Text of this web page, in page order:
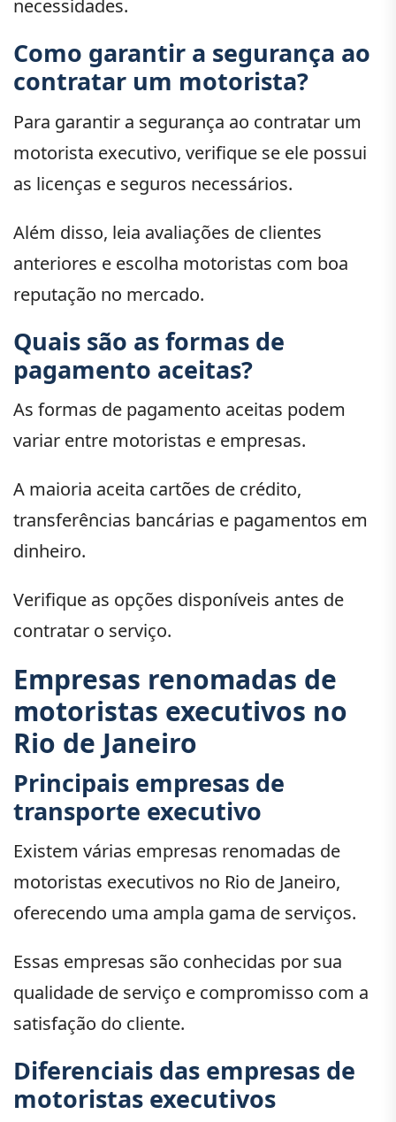
necessidades.
Como garantir a segurança ao
contratar um motorista?
Para garantir a segurança ao contratar um
motorista executivo, verifique se ele possui
as licenças e seguros necessários.
Além disso, leia avaliações de clientes
anteriores e escolha motoristas com boa
reputação no mercado.
Quais são as formas de
pagamento aceitas?
As formas de pagamento aceitas podem
variar entre motoristas e empresas.
A maioria aceita cartões de crédito,
transferências bancárias e pagamentos em
dinheiro.
Verifique as opções disponíveis antes de
contratar o serviço.
Empresas renomadas de
motoristas executivos no
Rio de Janeiro
Principais empresas de
transporte executivo
Existem várias empresas renomadas de
motoristas executivos no Rio de Janeiro,
oferecendo uma ampla gama de serviços.
Essas empresas são conhecidas por sua
qualidade de serviço e compromisso com a
satisfação do cliente.
Diferenciais das empresas de
motoristas executivos